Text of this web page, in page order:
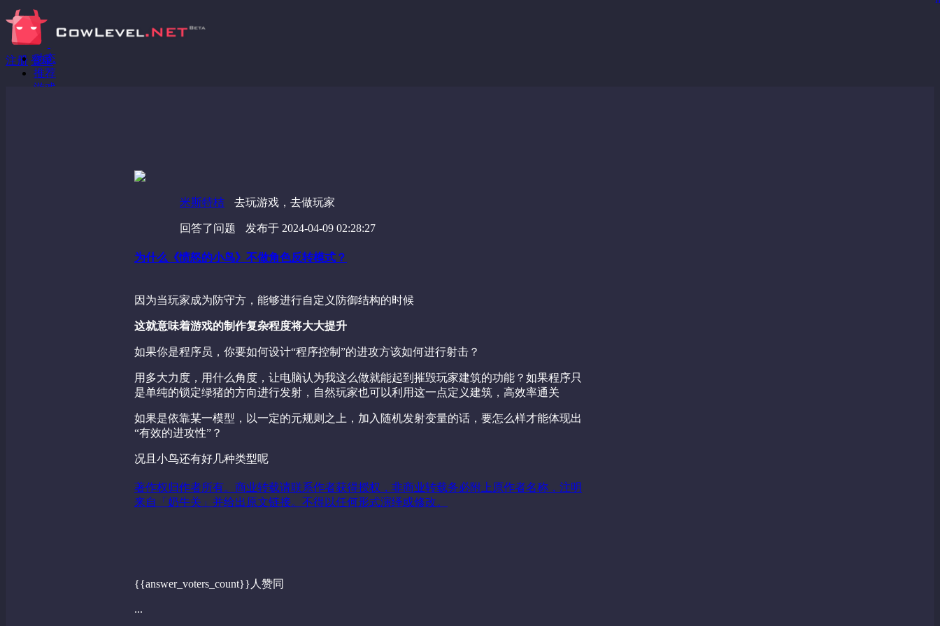
注册 登录
动态
推荐
游戏
米斯特桔 去玩游戏，去做玩家
回答了问题 发布于 2024-04-09 02:28:27
为什么《愤怒的小鸟》不做角色反转模式？
因为当玩家成为防守方，能够进行自定义防御结构的时候
这就意味着游戏的制作复杂程度将大大提升
如果你是程序员，你要如何设计“程序控制”的进攻方该如何进行射击？
用多大力度，用什么角度，让电脑认为我这么做就能起到摧毁玩家建筑的功能？如果程序只
是单纯的锁定绿猪的方向进行发射，自然玩家也可以利用这一点定义建筑，高效率通关
如果是依靠某一模型，以一定的元规则之上，加入随机发射变量的话，要怎么样才能体现出
“有效的进攻性”？
况且小鸟还有好几种类型呢
著作权归作者所有。商业转载请联系作者获得授权，非商业转载务必附上原作者名称，注明
来自「奶牛关」并给出原文链接。不得以任何形式演绎或修改。
{{answer_voters_count}}人赞同
...